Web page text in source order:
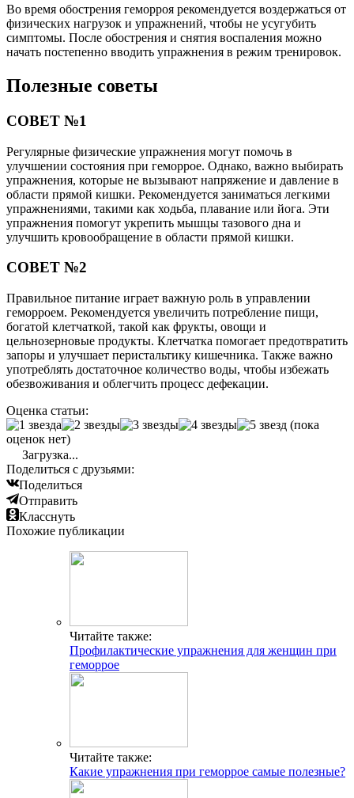
Во время обострения геморроя рекомендуется воздержаться от
физических нагрузок и упражнений, чтобы не усугубить
симптомы. После обострения и снятия воспаления можно
начать постепенно вводить упражнения в режим тренировок.
Полезные советы
СОВЕТ №1
Регулярные физические упражнения могут помочь в
улучшении состояния при геморрое. Однако, важно выбирать
упражнения, которые не вызывают напряжение и давление в
области прямой кишки. Рекомендуется заниматься легкими
упражнениями, такими как ходьба, плавание или йога. Эти
упражнения помогут укрепить мышцы тазового дна и
улучшить кровообращение в области прямой кишки.
СОВЕТ №2
Правильное питание играет важную роль в управлении
геморроем. Рекомендуется увеличить потребление пищи,
богатой клетчаткой, такой как фрукты, овощи и
цельнозерновые продукты. Клетчатка помогает предотвратить
запоры и улучшает перистальтику кишечника. Также важно
употреблять достаточное количество воды, чтобы избежать
обезвоживания и облегчить процесс дефекации.
Оценка статьи:
(пока
оценок нет)
Загрузка...
Поделиться с друзьями:
Поделиться
Отправить
Класснуть
Похожие публикации
Читайте также:
Профилактические упражнения для женщин при
геморрое
Читайте также:
Какие упражнения при геморрое самые полезные?